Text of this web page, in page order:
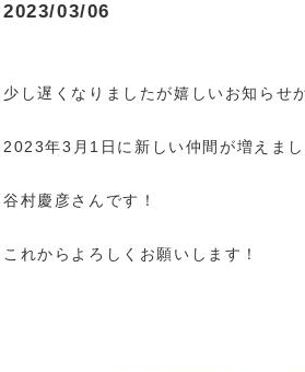
2023/03/06
少し遅くなりましたが嬉しいお知らせ
2023年3月1日に新しい仲間が増えま
谷村慶彦さんです！
これからよろしくお願いします！